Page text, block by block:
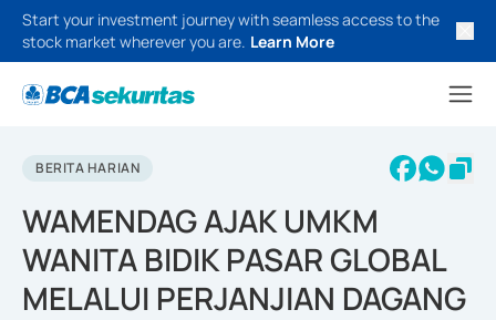
Start your investment journey with seamless access to the
stock market wherever you are. Learn More
BERITA HARIAN
WAMENDAG AJAK UMKM
WANITA BIDIK PASAR GLOBAL
MELALUI PERJANJIAN DAGANG